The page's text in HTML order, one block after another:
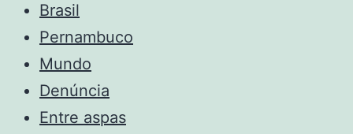
Brasil
Pernambuco
Mundo
Denúncia
Entre aspas